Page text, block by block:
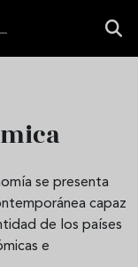
se presenta
capaz
de los países
e